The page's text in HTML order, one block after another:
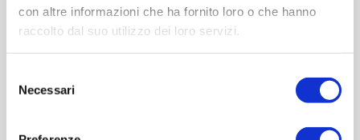
con altre informazioni che ha fornito loro o che hanno
raccolto dal suo utilizzo dei loro servizi.
delNecessari
Primula 250 ml tbeccuccio